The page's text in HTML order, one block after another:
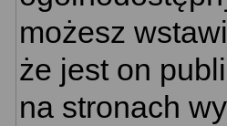
możesz
że jest on
na stronach